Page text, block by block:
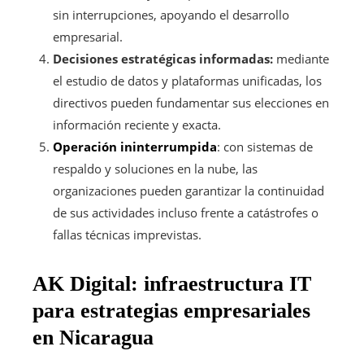
sin interrupciones, apoyando el desarrollo
empresarial.
Decisiones estratégicas informadas: mediante
el estudio de datos y plataformas unificadas, los
directivos pueden fundamentar sus elecciones en
información reciente y exacta.
Operación ininterrumpida: con sistemas de
respaldo y soluciones en la nube, las
organizaciones pueden garantizar la continuidad
de sus actividades incluso frente a catástrofes o
fallas técnicas imprevistas.
AK Digital: infraestructura IT
para estrategias empresariales
en Nicaragua